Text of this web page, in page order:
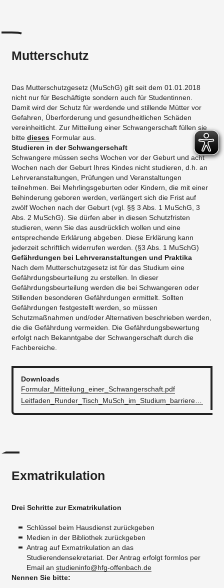
Mutterschutz
Das Mutterschutzgesetz (MuSchG) gilt seit dem 01.01.2018
nicht nur für Beschäftigte sondern auch für Studentinnen.
Damit wird der Schutz für werdende und stillende Mütter vor
Gefahren, Überforderung und gesundheitlichen Schäden
vereinheitlicht. Zur Mitteilung einer Schwangerschaft füllen sie
bitte dieses Formular aus.
Studieren in der Schwangerschaft
Schwangere müssen sechs Wochen vor der Geburt und acht
Wochen nach der Geburt Ihres Kindes nicht studieren, d.h. an
Lehrveranstaltungen, Prüfungen und Veranstaltungen
teilnehmen. Bei Mehrlingsgeburten oder Kindern, die mit einer
Behinderung geboren werden, verlängert sich die Frist auf
zwölf Wochen nach der Geburt (vgl. §§ 3 Abs. 1 MuSchG, 3
Abs. 2 MuSchG). Sie dürfen aber in diesen Schutzfristen
studieren, wenn Sie das ausdrücklich wollen und eine
entsprechende Erklärung abgeben. Diese Erklärung kann
jederzeit schriftlich widerrufen werden. (§3 Abs. 1 MuSchG)
Gefährdungen bei Lehrveranstaltungen und Praktika
Nach dem Mutterschutzgesetz ist für das Studium eine
Gefährdungsbeurteilung zu erstellen. In dieser
Gefährdungsbeurteilung werden die bei Schwangeren oder
Stillenden besonderen Gefährdungen ermittelt. Sollten
Gefährdungen festgestellt werden, so müssen
Schutzmaßnahmen und/oder Alternativen beschrieben werden,
die die Gefährdung vermeiden. Die Gefährdungsbewertung
erfolgt nach Bekanntgabe der Schwangerschaft durch die
Fachbereiche.
Downloads
Formular_Mitteilung_einer_Schwangerschaft.pdf
Exmatrikulation
Drei Schritte zur Exmatrikulation
Schlüssel beim Hausdienst zurückgeben
Medien in der Bibliothek zurückgeben
Antrag auf Exmatrikulation an das
Studierendensekretariat. Der Antrag erfolgt formlos per
Email an studieninfo@hfg-offenbach.de
Nennen Sie bitte: